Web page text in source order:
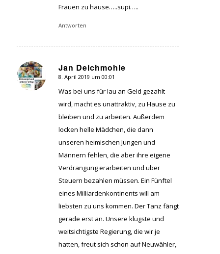
Frauen zu hause…..supi…..
Antworten
Jan Deichmohle
sagte:
8. April 2019 um 00:01
Was bei uns für lau an Geld gezahlt
wird, macht es unattraktiv, zu Hause zu
bleiben und zu arbeiten. Außerdem
locken helle Mädchen, die dann
unseren heimischen Jungen und
Männern fehlen, die aber ihre eigene
Verdrängung erarbeiten und über
Steuern bezahlen müssen. Ein Fünftel
eines Milliardenkontinents will am
liebsten zu uns kommen. Der Tanz fängt
gerade erst an. Unsere klügste und
weitsichtigste Regierung, die wir je
hatten, freut sich schon auf Neuwähler,